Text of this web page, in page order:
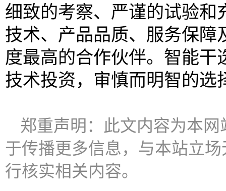
细致的考察、严谨的试验和
技术、产品品质、服务保障
度最高的合作伙伴。智能
技术投资，审慎而明智的选
郑重声明：此文内容为本
于传播更多信息，与本站立
行核实相关内容。